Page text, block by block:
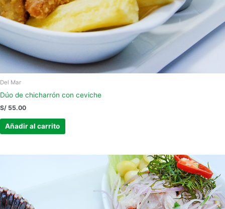
Del Mar
Dúo de chicharrón con ceviche
S/ 55.00
Añadir al carrito